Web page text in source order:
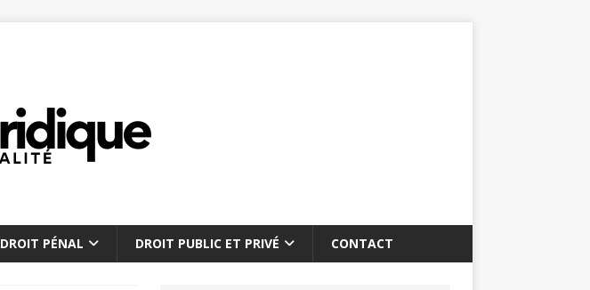
DROIT PÉNAL DROIT PUBLIC ET PRIVÉ CONTACT